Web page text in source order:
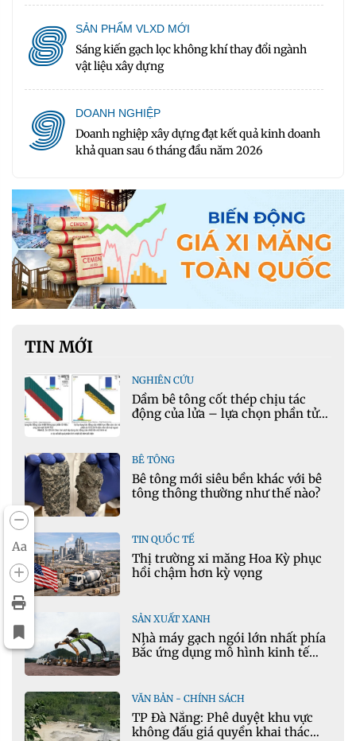
Aa
8 SẢN PHẨM VLXD MỚI
Sáng kiến gạch lọc không khí thay đổi ngành
vật liệu xây dựng
9 DOANH NGHIỆP
Doanh nghiệp xây dựng đạt kết quả kinh doanh
khả quan sau 6 tháng đầu năm 2026
TIN MỚI
NGHIÊN CỨU
Dầm bê tông cốt thép chịu tác
động của lửa – lựa chọn phần tử
BÊ TÔNG
Bê tông mới siêu bền khác với bê
tông thông thường như thế nào?
TIN QUỐC TẾ
Thị trường xi măng Hoa Kỳ phục
hồi chậm hơn kỳ vọng
SẢN XUẤT XANH
Nhà máy gạch ngói lớn nhất phía
Bắc ứng dụng mô hình kinh tế
VĂN BẢN - CHÍNH SÁCH
TP Đà Nẵng: Phê duyệt khu vực
không đấu giá quyền khai thác